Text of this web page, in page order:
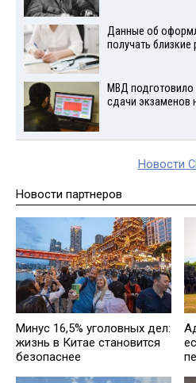
Данные об
получать близкие
МВД подготовило
сдачи экзаменов
Новости
Новости партнеров
Минус 16,5% уголовных дел:
жизнь в Китае становится
безопаснее